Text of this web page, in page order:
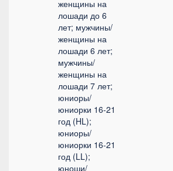
женщины на
лошади до 6
лет; мужчины/
женщины на
лошади 6 лет;
мужчины/
женщины на
лошади 7 лет;
юниоры/
юниорки 16-21
год (HL);
юниоры/
юниорки 16-21
год (LL);
юноши/